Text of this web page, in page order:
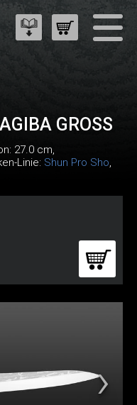
GROSS
27.0 cm,
Linie: Shun Pro Sho,